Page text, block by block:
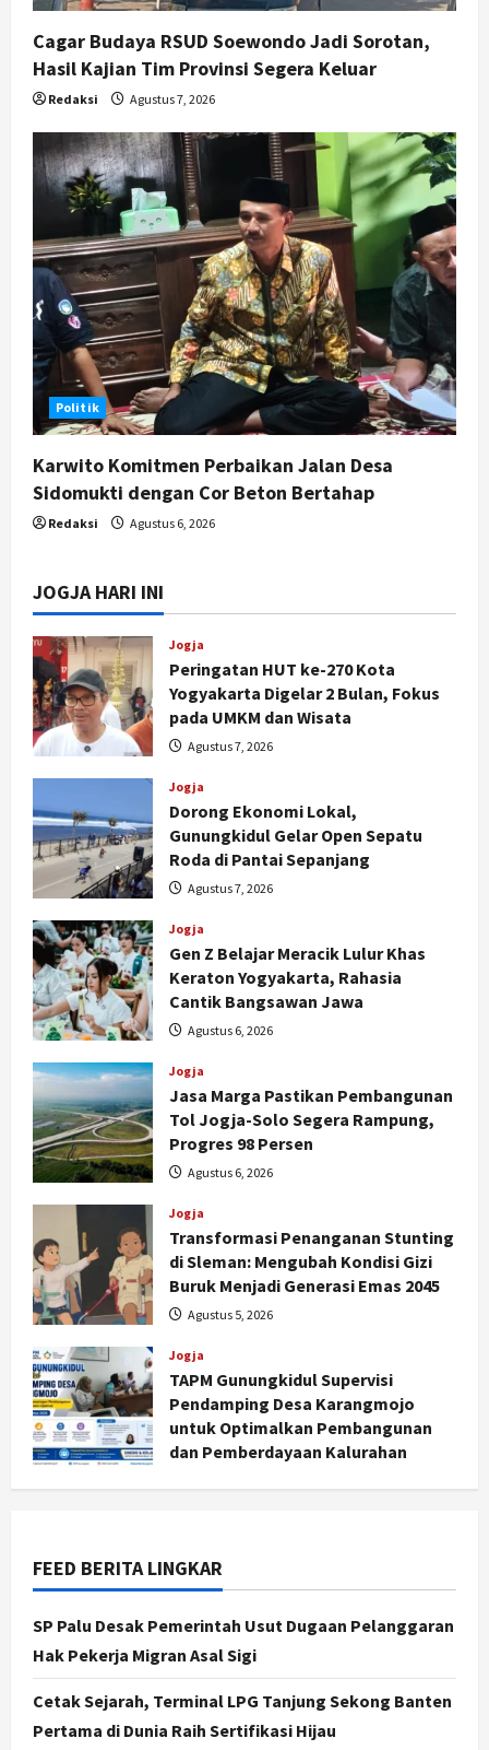
Cagar Budaya RSUD Soewondo Jadi Sorotan,
Hasil Kajian Tim Provinsi Segera Keluar
Redaksi Agustus 7, 2026
Politik
Karwito Komitmen Perbaikan Jalan Desa
Sidomukti dengan Cor Beton Bertahap
Redaksi Agustus 6, 2026
JOGJA HARI INI
Jogja
Peringatan HUT ke-270 Kota
Yogyakarta Digelar 2 Bulan, Fokus
pada UMKM dan Wisata
Agustus 7, 2026
Jogja
Dorong Ekonomi Lokal,
Gunungkidul Gelar Open Sepatu
Roda di Pantai Sepanjang
Agustus 7, 2026
Jogja
Gen Z Belajar Meracik Lulur Khas
Keraton Yogyakarta, Rahasia
Cantik Bangsawan Jawa
Agustus 6, 2026
Jogja
Jasa Marga Pastikan Pembangunan
Tol Jogja-Solo Segera Rampung,
Progres 98 Persen
Agustus 6, 2026
Jogja
Transformasi Penanganan Stunting
di Sleman: Mengubah Kondisi Gizi
Buruk Menjadi Generasi Emas 2045
Agustus 5, 2026
Jogja
TAPM Gunungkidul Supervisi
Pendamping Desa Karangmojo
untuk Optimalkan Pembangunan
dan Pemberdayaan Kalurahan
FEED BERITA LINGKAR
SP Palu Desak Pemerintah Usut Dugaan Pelanggaran
Hak Pekerja Migran Asal Sigi
Cetak Sejarah, Terminal LPG Tanjung Sekong Banten
Pertama di Dunia Raih Sertifikasi Hijau
2
Peringatan HUT ke-270 Kota
Yogyakarta Digelar 2 Bulan, Fokus
pada UMKM dan Wisata
3
Dorong Ekonomi Lokal,
Gunungkidul Gelar Open Sepatu
Agustus 7, 2026
Politik
Cagar Budaya RSUD Soewondo Jadi
Sorotan, Hasil Kajian Tim Provinsi